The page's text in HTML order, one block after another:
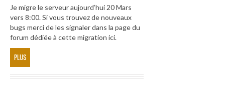
Je migre le serveur aujourd’hui 20 Mars
vers 8:00. Si vous trouvez de nouveaux
bugs merci de les signaler dans la page du
forum dédiée à cette migration ici.
PLUS